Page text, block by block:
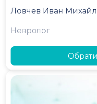
Ловчев Иван
Невролог